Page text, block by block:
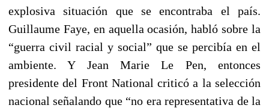
explosiva situación que se encontraba el país.
Guillaume Faye, en aquella ocasión, habló sobre la
“guerra civil racial y social” que se percibía en el
ambiente. Y Jean Marie Le Pen, entonces
presidente del Front National criticó a la selección
nacional señalando que “no era representativa de la